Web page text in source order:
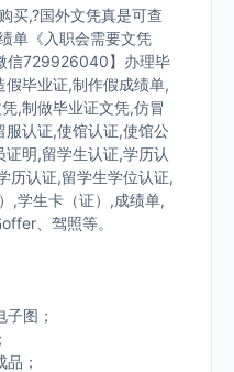
买,?国外文凭真是可查
单《入职会需要文凭
信729926040】办理毕
毕业证,制作假成绩单,
,制做毕业证文凭,仿冒
认证,使馆认证,使馆公
明,留学生认证,学历认
历认证,留学生学位认证,
,学生卡（证）,成绩单,
、驾照等。
图；
；